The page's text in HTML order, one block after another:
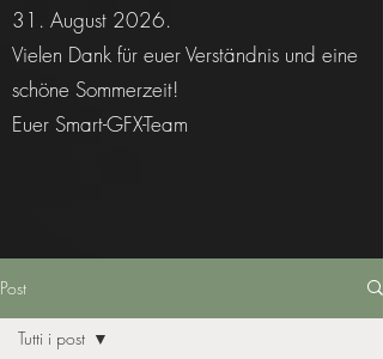
31. August 2026.
Vielen Dank für euer Verständnis und eine
schöne Sommerzeit!
Euer Smart-GFX-Team
Post
Tutti i post